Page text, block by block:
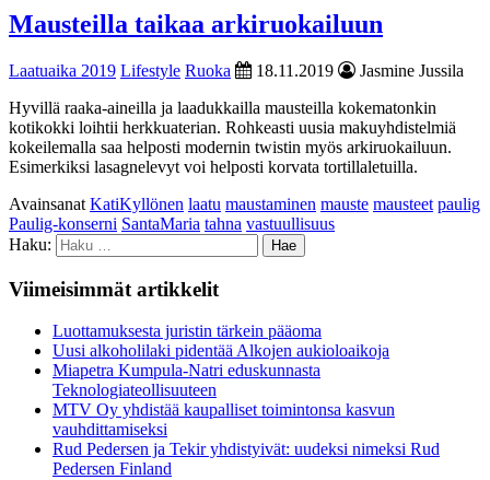
Mausteilla taikaa arkiruokailuun
Laatuaika 2019 Lifestyle Ruoka 18.11.2019
Jasmine Jussila
Hyvillä raaka-aineilla ja laadukkailla mausteilla kokematonkin
kotikokki loihtii herkkuaterian. Rohkeasti uusia makuyhdistelmiä
kokeilemalla saa helposti modernin twistin myös arkiruokailuun.
Esimerkiksi lasagnelevyt voi helposti korvata tortillaletuilla.
Avainsanat KatiKyllönen laatu maustaminen mauste mausteet paulig
Paulig-konserni SantaMaria tahna vastuullisuus
Haku:
Viimeisimmät artikkelit
Luottamuksesta juristin tärkein pääoma
Uusi alkoholilaki pidentää Alkojen aukioloaikoja
Miapetra Kumpula-Natri eduskunnasta
Teknologiateollisuuteen
MTV Oy yhdistää kaupalliset toimintonsa kasvun
vauhdittamiseksi
Rud Pedersen ja Tekir yhdistyivät: uudeksi nimeksi Rud
Pedersen Finland